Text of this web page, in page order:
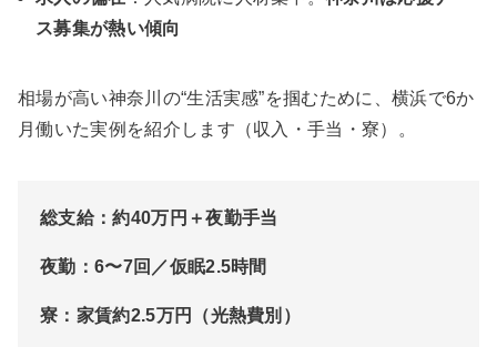
ス募集が熱い傾向
相場が高い神奈川の“生活実感”を掴むために、横浜で6か
月働いた実例を紹介します（収入・手当・寮）。
総支給：約40万円＋夜勤手当
夜勤：6〜7回／仮眠2.5時間
寮：家賃約2.5万円（光熱費別）